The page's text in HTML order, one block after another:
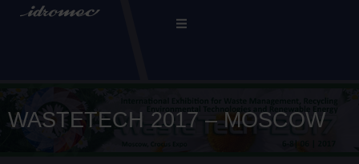
WASTETECH 2017 – МОSCOW